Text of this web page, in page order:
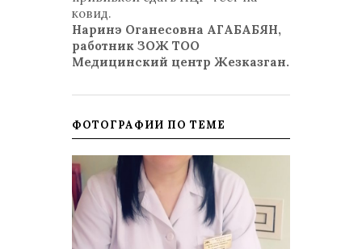
ковид.
Наринэ Оганесовна АГАБАБЯН,
работник ЗОЖ ТОО
Медицинский центр Жезказган.
ФОТОГРАФИИ ПО ТЕМЕ